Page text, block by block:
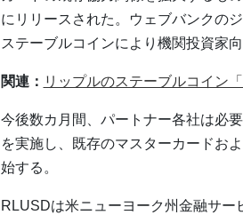
にリリースされた。ウェブバンクの
ステーブルコインにより機関投資家
関連： リップルのステーブルコイン
今後数カ月間、パートナー各社は必
を実施し、既存のマスターカードお
始する。
RLUSDは米ニューヨーク州金融サ